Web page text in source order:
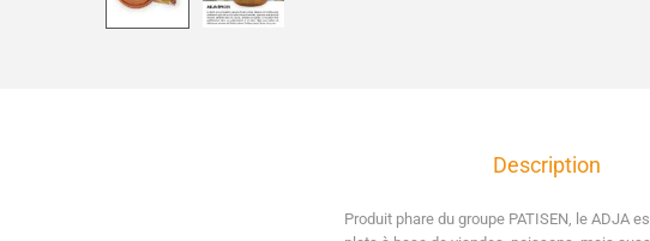
Description
Produit phare du groupe PATISEN, le ADJA